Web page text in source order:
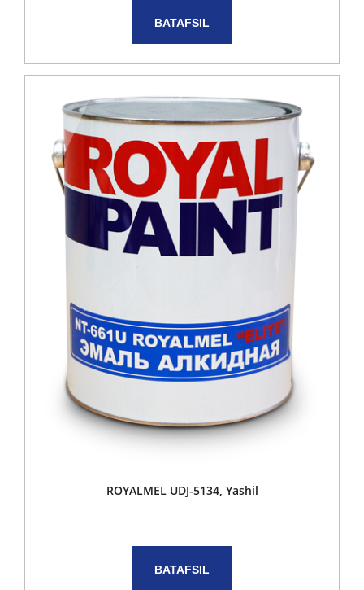
BATAFSIL
ROYALMEL UDJ-5134, Yashil
BATAFSIL